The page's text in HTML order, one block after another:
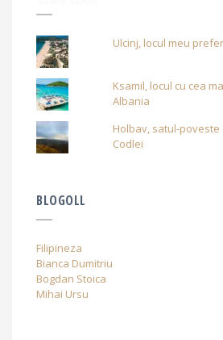
Ulcinj, locul meu
Ksamil, locul cu cea
Albania
Holbav, satul-poveste
Codlei
BLOGOLL
Filipineza
Bianca Dumitriu
Bogdan Stoica
Mihai Ursu